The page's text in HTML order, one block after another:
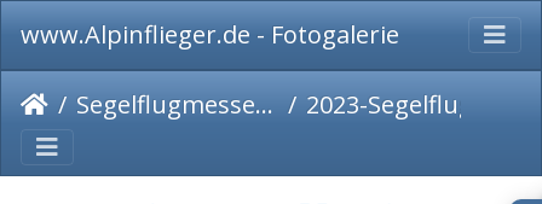
www.Alpinflieger.de - Fotogalerie
Segelflugmesse 2023 2023-Segelflugmesse-029